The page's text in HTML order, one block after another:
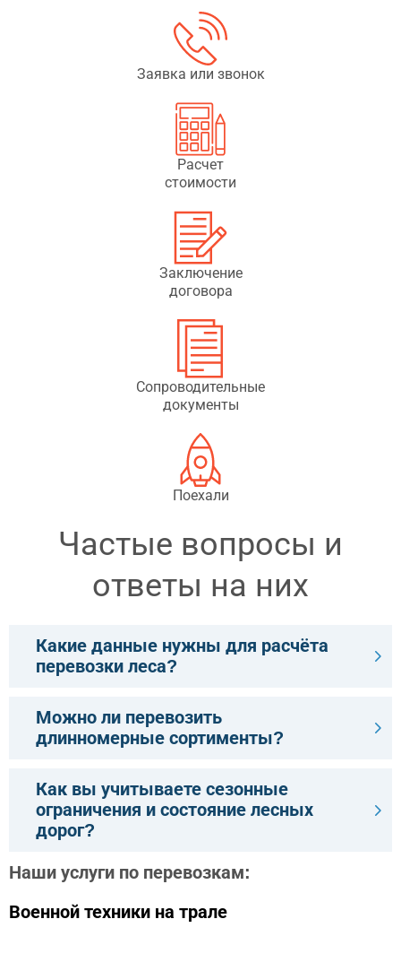
Заявка или звонок
Расчет
стоимости
Заключение
договора
Сопроводительные
документы
Поехали
Частые вопросы и
ответы на них
Какие данные нужны для расчёта
перевозки леса?
Можно ли перевозить
длинномерные сортименты?
Как вы учитываете сезонные
ограничения и состояние лесных
дорог?
Наши услуги по перевозкам:
Военной техники на трале